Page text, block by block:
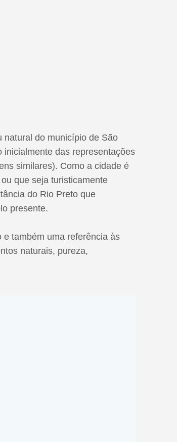
natural do município de São
das representações
similares). Como a cidade é
que seja turisticamente
do Rio Preto que
presente.
também uma referência às
naturais, pureza,